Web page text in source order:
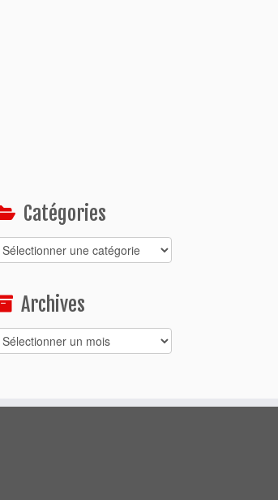
Catégories
Catégories
Archives
Archives